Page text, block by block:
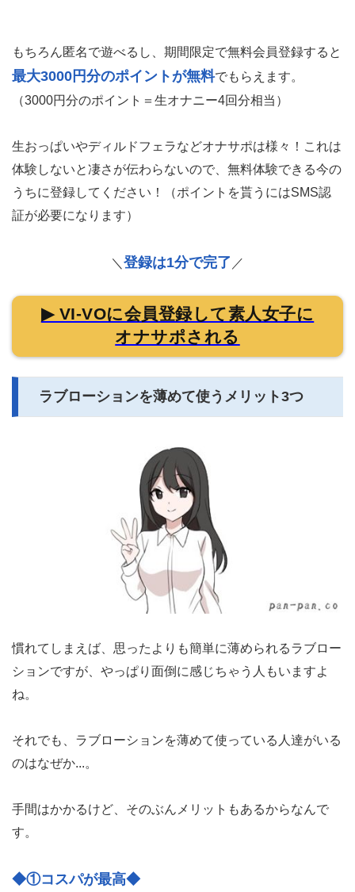
もちろん匿名で遊べるし、期間限定で無料会員登録すると
最大3000円分のポイントが無料でもらえます。
（3000円分のポイント＝生オナニー4回分相当）
生おっぱいやディルドフェラなどオナサポは様々！これは
体験しないと凄さが伝わらないので、無料体験できる今の
うちに登録してください！（ポイントを貰うにはSMS認
証が必要になります）
＼ 登録は1分で完了 ／
▶ VI-VOに会員登録して素人女子に
オナサポされる
ラブローションを薄めて使うメリット3つ
慣れてしまえば、思ったよりも簡単に薄められるラブロー
ションですが、やっぱり面倒に感じちゃう人もいますよ
ね。
それでも、ラブローションを薄めて使っている人達がいる
のはなぜか...。
手間はかかるけど、そのぶんメリットもあるからなんで
す。
◆①コスパが最高◆